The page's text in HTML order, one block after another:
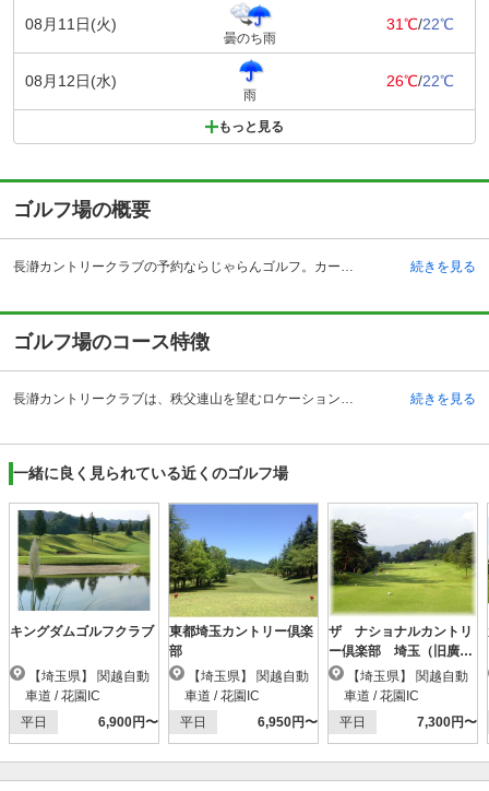
08月11日(火)
曇のち雨
31℃/22℃
08月12日(水)
雨
26℃/22℃
もっと見る
ゴルフ場の概要
続きを見る
ゴルフ場のコース特徴
続きを見る
一緒に良く見られている近くのゴルフ場
キングダムゴルフクラブ
車道 / 花園IC
平日
6,900円〜
東都埼玉カントリー倶楽
部
車道 / 花園IC
平日
6,950円〜
ザ ナショナルカントリ
ー倶楽部 埼玉（旧廣済
堂埼玉ＧＣ）
車道 / 花園IC
平日
7,300円〜